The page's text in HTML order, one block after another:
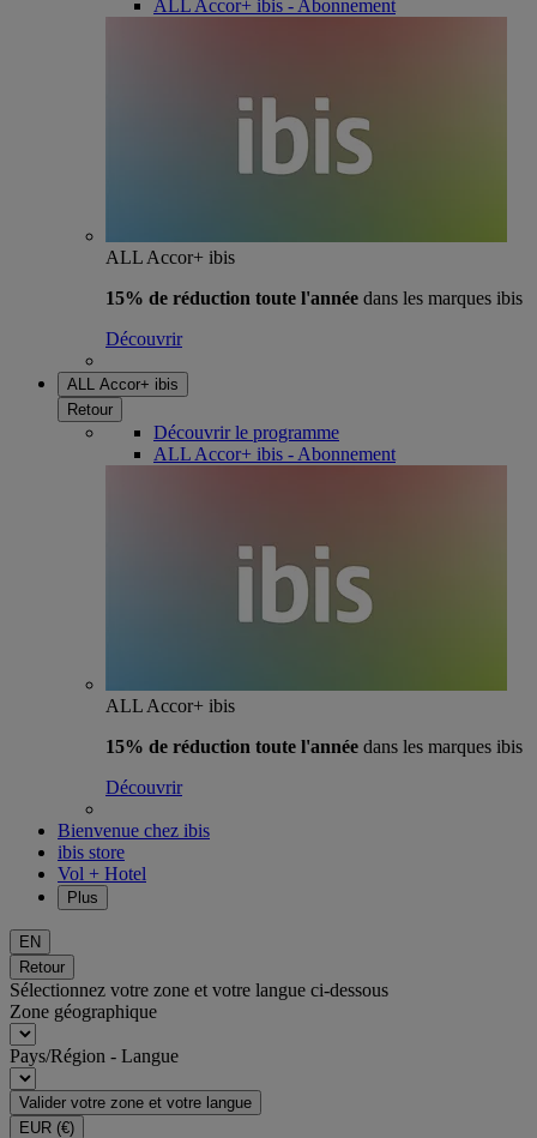
ALL Accor+ ibis - Abonnement
ALL Accor+ ibis
15% de réduction toute l'année dans les marques ibis
Découvrir
ALL Accor+ ibis
Retour
Découvrir le programme
ALL Accor+ ibis - Abonnement
ALL Accor+ ibis
15% de réduction toute l'année dans les marques ibis
Découvrir
Bienvenue chez ibis
ibis store
Vol + Hotel
Plus
EN
Retour
Sélectionnez votre zone et votre langue ci-dessous
Zone géographique
Pays/Région - Langue
Valider votre zone et votre langue
EUR (€)